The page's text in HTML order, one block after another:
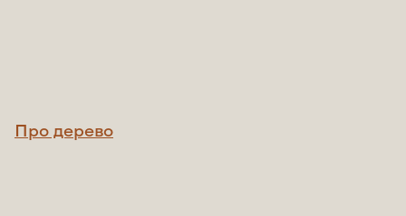
Про дерево